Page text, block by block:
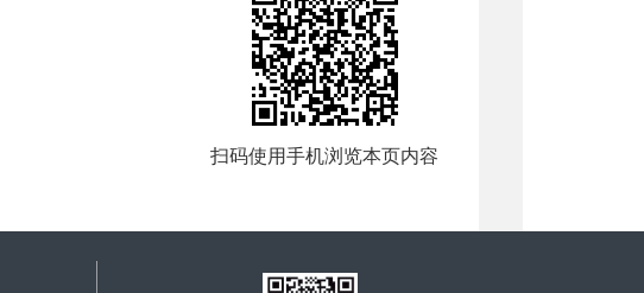
扫码使用手机浏览本页内容